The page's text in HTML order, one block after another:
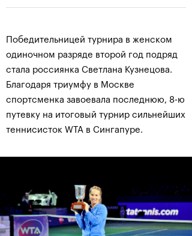
Победительницей турнира в женском
одиночном разряде второй год подряд
стала россиянка Светлана Кузнецова.
Благодаря триумфу в Москве
спортсменка завоевала последнюю, 8-ю
путевку на итоговый турнир сильнейших
теннисисток WTA в Сингапуре.